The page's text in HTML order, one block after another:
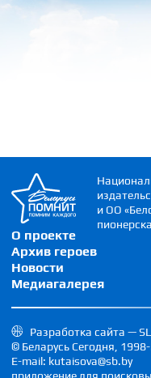
О проекте
Архив героев
Новости
Медиагалерея
и ОО
Разработка сайта —
© Беларусь Сегодня,
E-mail: kutaisova@sb.by
приложение для